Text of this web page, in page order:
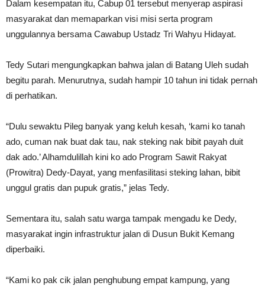
Dalam kesempatan itu, Cabup 01 tersebut menyerap aspirasi
masyarakat dan memaparkan visi misi serta program
unggulannya bersama Cawabup Ustadz Tri Wahyu Hidayat.
Tedy Sutari mengungkapkan bahwa jalan di Batang Uleh sudah
begitu parah. Menurutnya, sudah hampir 10 tahun ini tidak pernah
di perhatikan.
“Dulu sewaktu Pileg banyak yang keluh kesah, ‘kami ko tanah
ado, cuman nak buat dak tau, nak steking nak bibit payah duit
dak ado.’ Alhamdulillah kini ko ado Program Sawit Rakyat
(Prowitra) Dedy-Dayat, yang menfasilitasi steking lahan, bibit
unggul gratis dan pupuk gratis,” jelas Tedy.
Sementara itu, salah satu warga tampak mengadu ke Dedy,
masyarakat ingin infrastruktur jalan di Dusun Bukit Kemang
diperbaiki.
“Kami ko pak cik jalan penghubung empat kampung, yang